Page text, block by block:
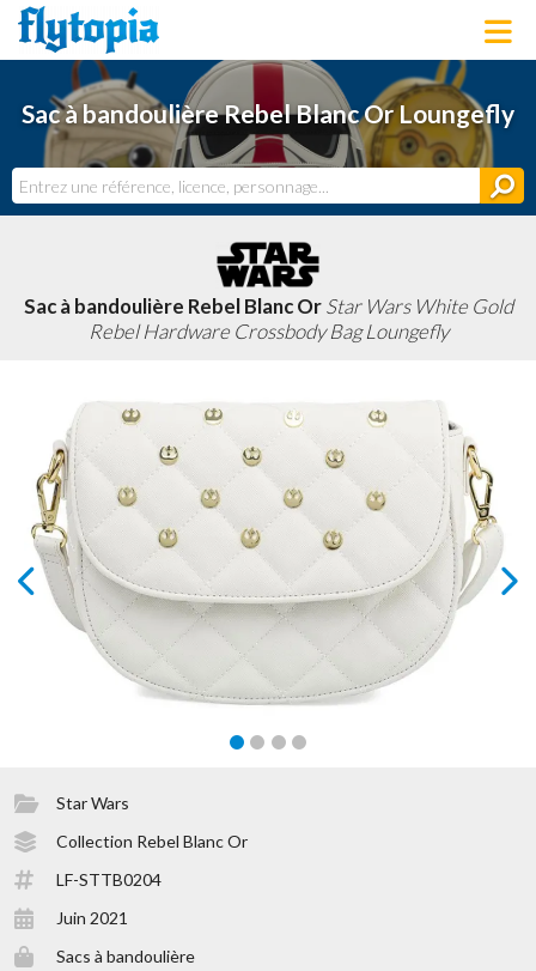
LOUNGEFLY
LICENCES
NOUVEAUTÉS
BONS PLANS
ACTUALITÉS
DERNIERS AJOUTS
Sac à bandoulière Rebel Blanc Or Loungefly
Sac à bandoulière Rebel Blanc OrStar Wars White Gold
Rebel Hardware Crossbody Bag Loungefly
prev next
Star Wars
Collection Rebel Blanc Or
LF-STTB0204
Juin 2021
Sacs à bandoulière